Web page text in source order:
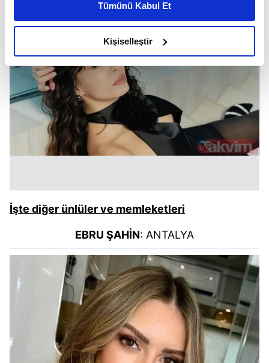
daha iyi reklam deneyimi yaşatabiliriz. Bunu yaparken
amacımızın size daha iyi bir reklam deneyimi sunmak
olduğunu ve sizlere en iyi içerikleri sunabilmek adına
elimizden gelen çabayı gösterdiğimizi ve bu noktada,
reklamların maliyetlerimizi karşılamak noktasında tek gelir
kalemimiz olduğunu sizlere hatırlatmak isteriz.
Her halükârda, kullanıcılar, bu çerezlere izin vermedikleri
takdirde, kullanıcılara hedefli reklamlar
gösterilmeyecektir."
verileriniz işlenmekte olup gerekli olan çerezler bilgi
toplumu hizmetlerinin sunulması amacıyla
kullanılmaktadır. Diğer çerezler, sitemizin daha işlevsel
kılınması ve kişiselleştirilmesi ve sizlere yönelik
reklam/pazarlama faaliyetlerinin yapılması, amaçlarıyla
sınırlı olarak açık rızanız dahilinde kullanılacaktır.
Çerezlere ilişkin tercihlerinizi aşağıda yer alan panel
vasıtasıyla belirleyebilirsiniz. Çerezlere ilişkin detaylı bilgi
için Ayarlar butonuna tıklayabilir,Çerez Bilgilendirme
ziyaret edebilirsiniz.
Tümünü Kabul Et
Kişiselleştir
İşte diğer ünlüler ve memleketleri
EBRU ŞAHİN: ANTALYA